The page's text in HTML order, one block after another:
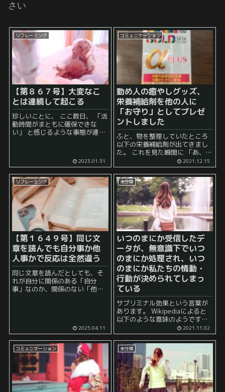
さい
リフレーミング
【第８６７号】大変なこ
とは連続して起こる
珍しいことに、 ここ数日、 「活
動時間がまともに確保できな
い」 と感じるような事態が連続
が、 日常生活では、そ...2023.01.31
コミュニケーション
勤め人の癒やしグッズ、
栄養補給剤を他の人に
「お守り」としてプレゼ
ントしました
ふと、物を整理していたところ
以下の栄養補給剤が出てきまし
た。 これを見た瞬間に 「あ、こ
れは勤め人の癒やしグッズじゃ
ないか」 と思いました。 勤め人
の癒やしグッズと言えば、お
酒、マッサージ機、などが...
2021.12.15
リフレーミング
【第１６４９号】 同じ文
章を読んでも自分事か他
人事かで反応は全然違う
同じ文章を読んだとしても、そ
れが自分に関係のある「自分
事」なのか、関係のない「他人
とに起因します。人は、自分に
直接関わ...
2025.04.11
未分類
いつのまにか受信したデ
ータが、無意識下でいつ
のまにか処理され、いつ
のまにか私たちの情動・
行動が決められてしまっ
ている
サブリミナル効果という言葉が
あります。 Wikipediaによると
以下のような意味のようです。
サブリミナル効果（サブリミナ
ルこうか）とは、意識と潜在意
識の境界領域より下に刺激を与
えることで表れるとされている
効果のことを言い、...
2021.11.02
コミュニケーション 未分類